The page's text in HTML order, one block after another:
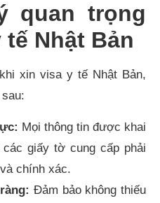
quan trọng
Nhật Bản
xin visa y tế Nhật Bản,
Mọi thông tin được khai
giấy tờ cung cấp phải
chính xác.
Đảm bảo không thiếu